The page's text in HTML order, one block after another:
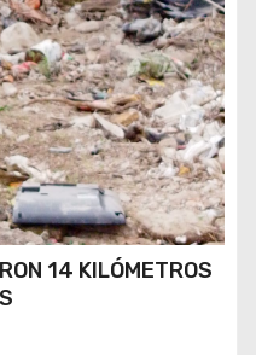
14 KILÓMETROS